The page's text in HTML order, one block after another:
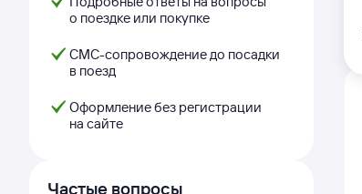
о поездке или покупке
СМС-сопровождение до посадки
в поезд
Оформление без регистрации
на сайте
Частые вопросы